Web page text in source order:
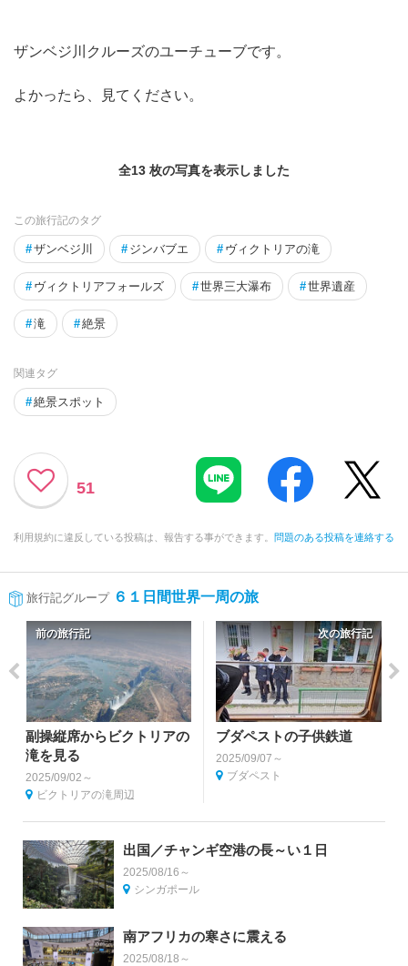
ザンベジ川クルーズのユーチューブです。
よかったら、見てください。
全13 枚の写真を表示しました
この旅行記のタグ
#ザンベジ川 # ジンバブエ # ヴィクトリアの滝
# ヴィクトリアフォールズ #世界三大瀑布 #世界遺産
#滝 #絶景
関連タグ
#絶景スポット
51
利用規約に違反している投稿は、報告する事ができます。 問題のある投稿を連絡する
旅行記グループ ６１日間世界一周の旅
前の旅行記
副操縦席からビクトリアの
滝を見る
2025/09/02～
ビクトリアの滝周辺
次の旅行記
ブダペストの子供鉄道
2025/09/07～
ブダペスト
出国／チャンギ空港の長～い１日
2025/08/16～
シンガポール
南アフリカの寒さに震える
2025/08/18～